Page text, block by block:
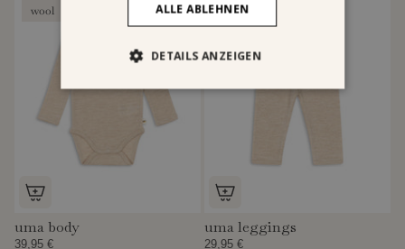
wool
uma body
39,95 €
wool
uma leggings
29,95 €
ALLE ABLEHNEN
DETAILS ANZEIGEN